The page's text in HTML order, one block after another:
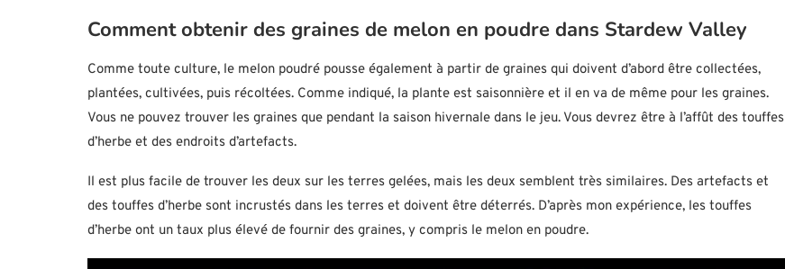
Comment obtenir des graines de melon en poudre dans Stardew Valley
Comme toute culture, le melon poudré pousse également à partir de graines qui doivent d’abord être collectées,
plantées, cultivées, puis récoltées. Comme indiqué, la plante est saisonnière et il en va de même pour les graines.
Vous ne pouvez trouver les graines que pendant la saison hivernale dans le jeu. Vous devrez être à l’affût des touffes
d’herbe et des endroits d’artefacts.
Il est plus facile de trouver les deux sur les terres gelées, mais les deux semblent très similaires. Des artefacts et
des touffes d’herbe sont incrustés dans les terres et doivent être déterrés. D’après mon expérience, les touffes
d’herbe ont un taux plus élevé de fournir des graines, y compris le melon en poudre.